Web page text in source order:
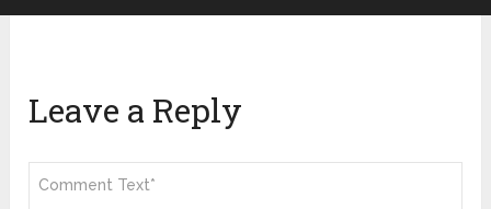
Leave a Reply